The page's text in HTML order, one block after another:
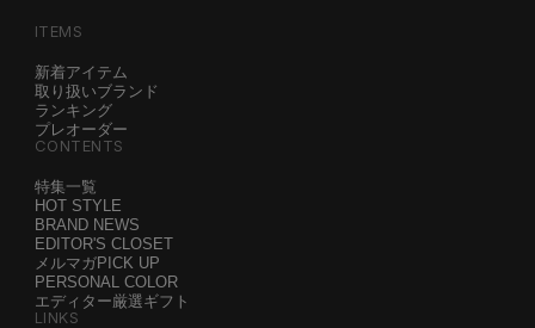
ITEMS
新着アイテム
取り扱いブランド
ランキング
プレオーダー
CONTENTS
特集一覧
HOT STYLE
BRAND NEWS
EDITOR'S CLOSET
メルマガPICK UP
PERSONAL COLOR
エディター厳選ギフト
LINKS